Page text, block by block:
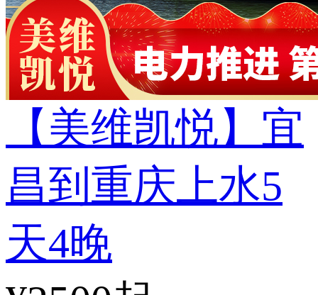
【美维凯悦】宜
昌到重庆上水5
天4晚